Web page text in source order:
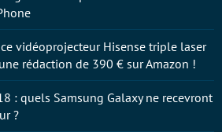
vidéoprojecteur Hisense triple laser
rédaction de 390 € sur Amazon !
: quels Samsung Galaxy ne recevront
?